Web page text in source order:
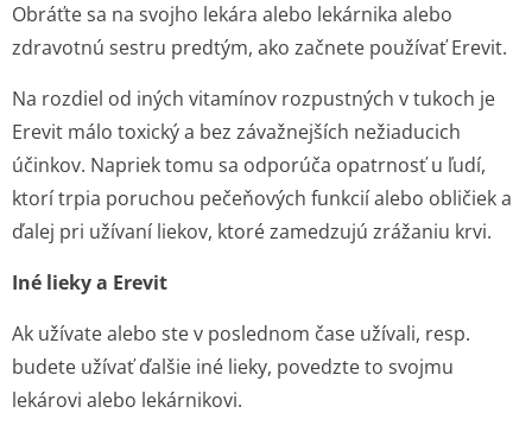
Obráťte sa na svojho lekára alebo lekárnika alebo
zdravotnú sestru predtým, ako začnete používať Erevit.
Na rozdiel od iných vitamínov rozpustných v tukoch je
Erevit málo toxický a bez závažnejších nežiaducich
účinkov. Napriek tomu sa odporúča opatrnosť u ľudí,
ktorí trpia poruchou pečeňových funkcií alebo obličiek a
ďalej pri užívaní liekov, ktoré zamedzujú zrážaniu krvi.
Iné lieky a Erevit
Ak užívate alebo ste v poslednom čase užívali, resp.
budete užívať ďalšie iné lieky, povedzte to svojmu
lekárovi alebo lekárnikovi.